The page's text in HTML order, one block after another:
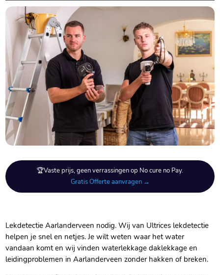
🏆Vaste prijs, geen verrassingen op No cure no Pay.
Gratis Offerte aanvragen →
Lekdetectie Aarlanderveen nodig.​ Wij van Ultrices lekdetectie
helpen je snel en netjes.​ Je wilt weten waar het water
vandaan komt en wij vinden waterlekkage daklekkage en
leidingproblemen in Aarlanderveen zonder hakken of breken.​